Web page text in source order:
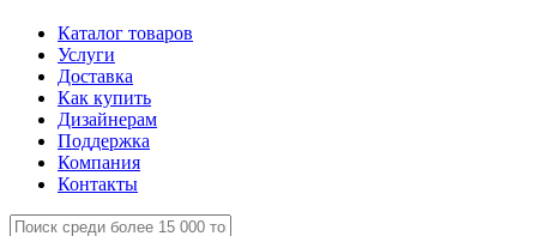
Каталог товаров
Услуги
Доставка
Как купить
Дизайнерам
Поддержка
Компания
Контакты